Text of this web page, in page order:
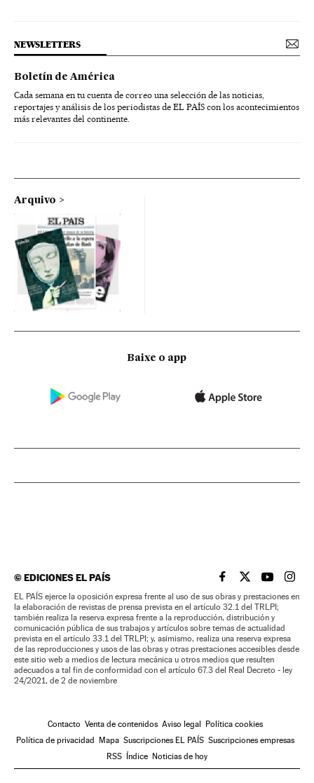
NEWSLETTERS
Boletín de América
Cada semana en tu cuenta de correo una selección de las noticias,
reportajes y análisis de los periodistas de EL PAÍS con los acontecimientos
más relevantes del continente.
Arquivo
Baixe o app
©EDICIONES EL PAÍS EL PAÍS BRASIL EN
EL PAÍSEL PAÍS
EL
EL PAÍS ejerce la oposición expresa frente al uso de sus obras y prestaciones en
la elaboración de revistas de prensa prevista en el artículo 32.1 del TRLPI;
también realiza la reserva expresa frente a la reproducción, distribución y
comunicación pública de sus trabajos y artículos sobre temas de actualidad
prevista en el artículo 33.1 del TRLPI; y, asimismo, realiza una reserva expresa
de las reproducciones y usos de las obras y otras prestaciones accesibles desde
este sitio web a medios de lectura mecánica u otros medios que resulten
adecuados a tal fin de conformidad con el artículo 67.3 del Real Decreto - ley
24/2021, de 2 de noviembre
Contacto Venta de contenidos Aviso legal
Política cookies
Política de privacidad
Mapa Suscripciones EL PAÍS Suscripciones empresas
RSS
Índice Noticias de hoy